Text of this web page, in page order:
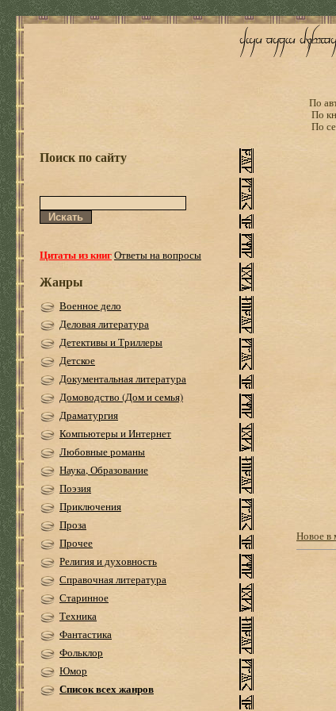
По
По
По
Поиск по сайту
Цитаты из книгОтветы на вопросы
Жанры
Военное дело
Деловая литература
Детективы и Триллеры
Детское
Документальная литература
Домоводство (Дом и семья)
Драматургия
Компьютеры и Интернет
Любовные романы
Наука, Образование
Поэзия
Приключения
Проза
Прочее
Религия и духовность
Справочная литература
Старинное
Техника
Фантастика
Фольклор
Юмор
Список всех жанров
Новое в